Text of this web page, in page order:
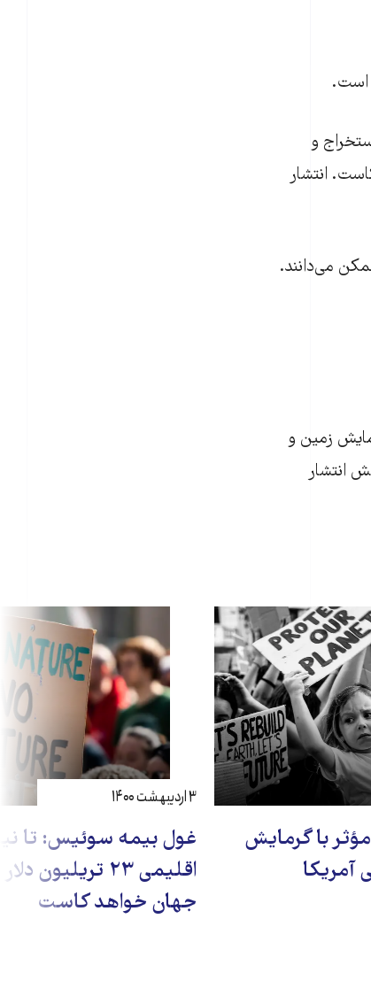
متان بر اثر استخراج و
کردن این گاز و عایق‌بندی مناسب تا ۶۰ درصد کاست. انتشار
زمین و
انتشار
با گرمایش
غول بیمه سوئیس: تا
اقلیمی ۲۳
جهان خواهد کاست
۳ اردیبهشت ۱۴۰۰